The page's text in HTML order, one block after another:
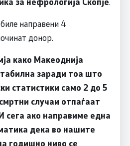
направени 4
донор.
како Макеоднија
заради тоа што
статистики само 2 до 5
случаи отпаѓаат
сега ако направиме една
дека во нашите
годишно ниво се